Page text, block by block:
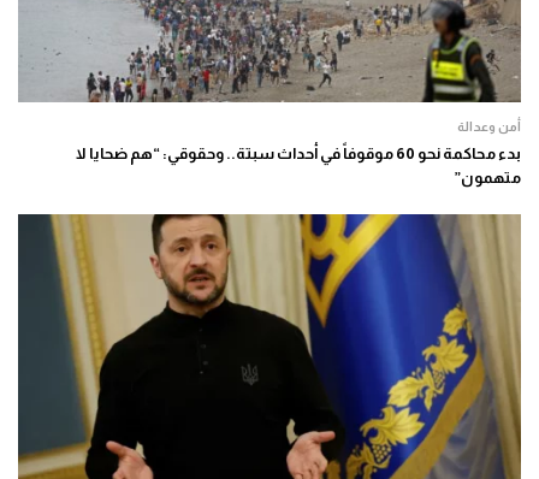
أمن وعدالة
بدء محاكمة نحو 60 موقوفاً في أحداث سبتة.. وحقوقي: “هم ضحايا لا
متهمون”